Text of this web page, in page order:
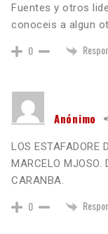
Fuentes y otros
conoceis a algun
0
Anónimo
LOS ESTAFADORE
MARCELO MJOSO.
CARANBA.
0